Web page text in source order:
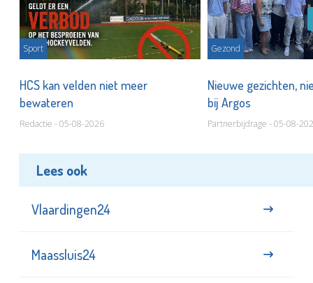
Sport
HCS kan velden niet meer
bewateren
Redactie - 05-08-2026
Gezond
Nieuwe gezichten,
bij Argos
Partnerbijdrage - 05-08-
Lees ook
Vlaardingen24
Maassluis24